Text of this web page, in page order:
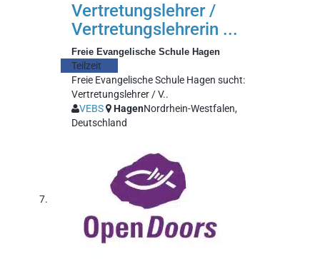
Vertretungslehrer /
Vertretungslehrerin ...
Freie Evangelische Schule Hagen
Teilzeit
Freie Evangelische Schule Hagen sucht:
Vertretungslehrer / V..
VEBS
HagenNordrhein-Westfalen,
Deutschland